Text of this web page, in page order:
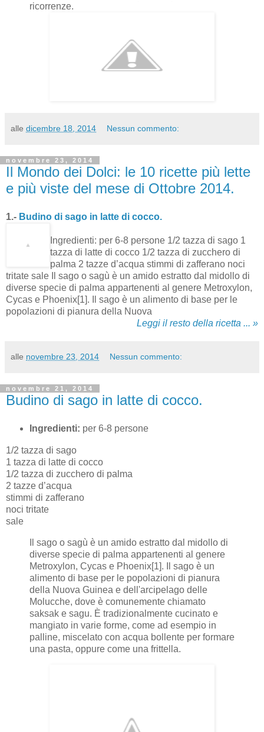
ricorrenze.
alle dicembre 18, 2014 Nessun commento:
novembre 23, 2014
Il Mondo dei Dolci: le 10 ricette più lette
e più viste del mese di Ottobre 2014.
1.- Budino di sago in latte di cocco.
Ingredienti: per 6-8 persone 1/2 tazza di sago 1
tazza di latte di cocco 1/2 tazza di zucchero di
palma 2 tazze d’acqua stimmi di zafferano noci
tritate sale Il sago o sagù è un amido estratto dal midollo di
diverse specie di palma appartenenti al genere Metroxylon,
Cycas e Phoenix[1]. Il sago è un alimento di base per le
popolazioni di pianura della Nuova
Leggi il resto della ricetta ... »
alle novembre 23, 2014 Nessun commento:
novembre 21, 2014
Budino di sago in latte di cocco.
Ingredienti: per 6-8 persone
1/2 tazza di sago
1 tazza di latte di cocco
1/2 tazza di zucchero di palma
2 tazze d’acqua
stimmi di zafferano
noci tritate
sale
Il sago o sagù è un amido estratto dal midollo di
diverse specie di palma appartenenti al genere
Metroxylon, Cycas e Phoenix[1]. Il sago è un
alimento di base per le popolazioni di pianura
della Nuova Guinea e dell'arcipelago delle
Molucche, dove è comunemente chiamato
saksak e sagu. È tradizionalmente cucinato e
mangiato in varie forme, come ad esempio in
palline, miscelato con acqua bollente per formare
una pasta, oppure come una frittella.